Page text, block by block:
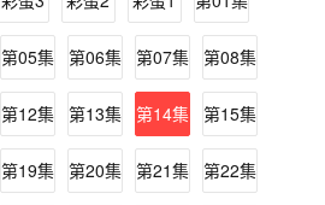
第05集 第06集 第07集 第08集
第12集 第13集 第14集 第15集
第19集 第20集 第21集 第22集